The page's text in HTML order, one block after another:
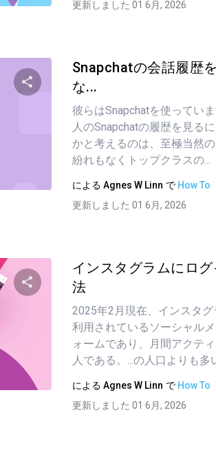
更新しました 01 6月, 2026
この記事を共有する
Snapchatの会話履歴
な...
彼らはSnapchatを使ってい
人のSnapchatの履歴を見る
かと考えるのは、至極当然
紛れもなくトップクラスの...
による Agnes W Linn で How To
更新しました 01 6月, 2026
この記事を共有する
ツイッター
インスタグラムにロ
法
2025年2月現在、インスタ
利用されているソーシャル
ォームであり、月間アクテ
人である。...の人口よりも多
による Agnes W Linn で How To
更新しました 01 6月, 2026